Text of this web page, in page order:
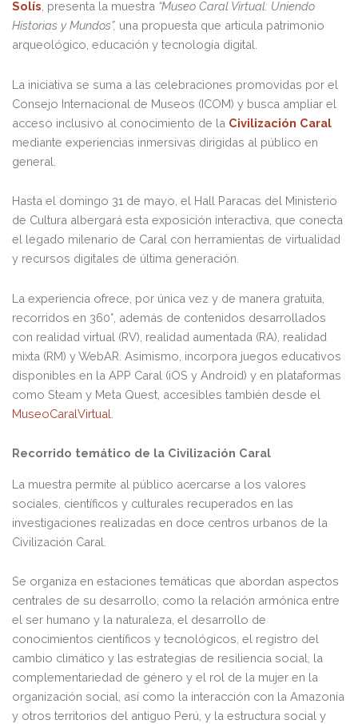
Solís , presenta la muestra “Museo Caral Virtual: Uniendo
Historias y Mundos”, una propuesta que articula patrimonio
arqueológico, educación y tecnología digital.
La iniciativa se suma a las celebraciones promovidas por el
Consejo Internacional de Museos (ICOM) y busca ampliar el
acceso inclusivo al conocimiento de la Civilización Caral
mediante experiencias inmersivas dirigidas al público en
general.
Hasta el domingo 31 de mayo, el Hall Paracas del Ministerio
de Cultura albergará esta exposición interactiva, que conecta
el legado milenario de Caral con herramientas de virtualidad
y recursos digitales de última generación.
La experiencia ofrece, por única vez y de manera gratuita,
recorridos en 360°, además de contenidos desarrollados
con realidad virtual (RV), realidad aumentada (RA), realidad
mixta (RM) y WebAR. Asimismo, incorpora juegos educativos
disponibles en la APP Caral (iOS y Android) y en plataformas
como Steam y Meta Quest, accesibles también desde el
MuseoCaralVirtual
Recorrido temático de la Civilización Caral
La muestra permite al público acercarse a los valores
sociales, científicos y culturales recuperados en las
investigaciones realizadas en doce centros urbanos de la
Civilización Caral.
Se organiza en estaciones temáticas que abordan aspectos
centrales de su desarrollo, como la relación armónica entre
el ser humano y la naturaleza, el desarrollo de
conocimientos científicos y tecnológicos, el registro del
cambio climático y las estrategias de resiliencia social, la
complementariedad de género y el rol de la mujer en la
organización social, así como la interacción con la Amazonía
y otros territorios del antiguo Perú, y la estructura social y